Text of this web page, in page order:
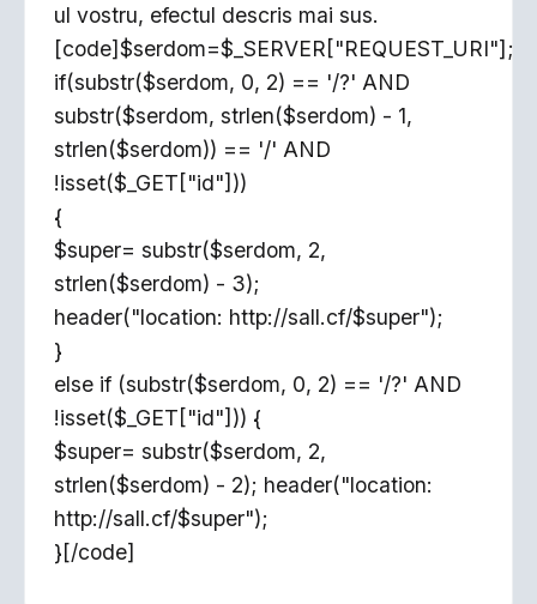
ul vostru, efectul descris mai sus.
[code]$serdom=$_SERVER["REQUEST_URI"];
if(substr($serdom, 0, 2) == '/?' AND
substr($serdom, strlen($serdom) - 1,
strlen($serdom)) == '/' AND
!isset($_GET["id"]))
{
$super= substr($serdom, 2,
strlen($serdom) - 3);
header("location: http://sall.cf/$super");
}
else if (substr($serdom, 0, 2) == '/?' AND
!isset($_GET["id"])) {
$super= substr($serdom, 2,
strlen($serdom) - 2); header("location:
http://sall.cf/$super");
}[/code]